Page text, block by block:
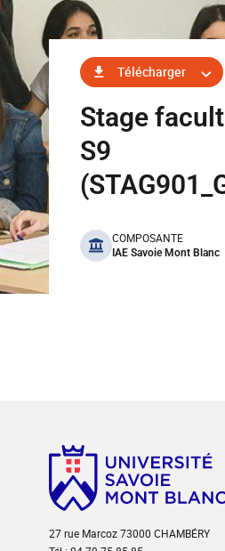
Télécharger
Stage
S9
benefits
COMPOSANTE
IAE Savoie Mont Blanc
27 rue Marcoz 73000 CHAMBÉRY